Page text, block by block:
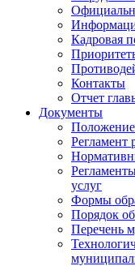
Кадровая
Контакты
Отчет
Документы
Регламент
услуг
Формы
Порядок
Перечень